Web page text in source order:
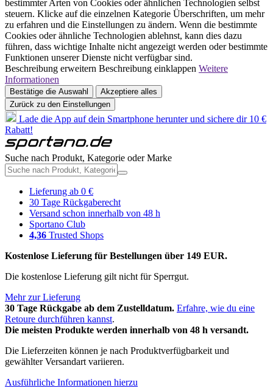
bestimmter Arten von Cookies oder ähnlichen Technologien selbst
steuern. Klicke auf die einzelnen Kategorie Überschriften, um mehr
zu erfahren und die Einstellungen zu ändern. Wenn die bestimmte
Cookies oder ähnliche Technologien ablehnst, kann dies dazu
führen, dass wichtige Inhalte nicht angezeigt werden oder bestimmte
Funktionen unserer Dienste nicht verfügbar sind.
Beschreibung erweitern Beschreibung einklappen Weitere
Informationen
Bestätige die Auswahl
Akzeptiere alles
Zurück zu den Einstellungen
Lade die App auf dein Smartphone herunter und sichere dir 10 €
Rabatt!
Suche nach Produkt, Kategorie oder Marke
Lieferung ab 0 €
30 Tage Rückgaberecht
Versand schon innerhalb von 48 h
Sportano Club
4,36 Trusted Shops
Kostenlose Lieferung für Bestellungen über 149 EUR.
Die kostenlose Lieferung gilt nicht für Sperrgut.
Mehr zur Lieferung
30 Tage Rückgabe ab dem Zustelldatum. Erfahre, wie du eine
Retoure durchführen kannst.
Die meisten Produkte werden innerhalb von 48 h versandt.
Die Lieferzeiten können je nach Produktverfügbarkeit und
gewählter Versandart variieren.
Ausführliche Informationen hierzu